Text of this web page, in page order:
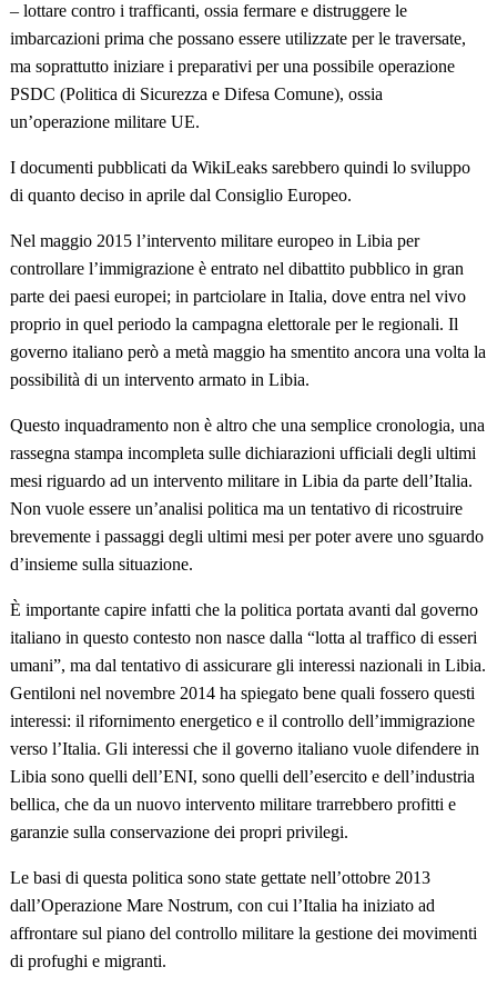
– lottare contro i trafficanti, ossia fermare e distruggere le
imbarcazioni prima che possano essere utilizzate per le traversate,
ma soprattutto iniziare i preparativi per una possibile operazione
PSDC (Politica di Sicurezza e Difesa Comune), ossia
un’operazione militare UE.
I documenti pubblicati da WikiLeaks sarebbero quindi lo sviluppo
di quanto deciso in aprile dal Consiglio Europeo.
Nel maggio 2015 l’intervento militare europeo in Libia per
controllare l’immigrazione è entrato nel dibattito pubblico in gran
parte dei paesi europei; in partciolare in Italia, dove entra nel vivo
proprio in quel periodo la campagna elettorale per le regionali. Il
governo italiano però a metà maggio ha smentito ancora una volta la
possibilità di un intervento armato in Libia.
Questo inquadramento non è altro che una semplice cronologia, una
rassegna stampa incompleta sulle dichiarazioni ufficiali degli ultimi
mesi riguardo ad un intervento militare in Libia da parte dell’Italia.
Non vuole essere un’analisi politica ma un tentativo di ricostruire
brevemente i passaggi degli ultimi mesi per poter avere uno sguardo
d’insieme sulla situazione.
È importante capire infatti che la politica portata avanti dal governo
italiano in questo contesto non nasce dalla “lotta al traffico di esseri
umani”, ma dal tentativo di assicurare gli interessi nazionali in Libia.
Gentiloni nel novembre 2014 ha spiegato bene quali fossero questi
interessi: il rifornimento energetico e il controllo dell’immigrazione
verso l’Italia. Gli interessi che il governo italiano vuole difendere in
Libia sono quelli dell’ENI, sono quelli dell’esercito e dell’industria
bellica, che da un nuovo intervento militare trarrebbero profitti e
garanzie sulla conservazione dei propri privilegi.
Le basi di questa politica sono state gettate nell’ottobre 2013
dall’Operazione Mare Nostrum, con cui l’Italia ha iniziato ad
affrontare sul piano del controllo militare la gestione dei movimenti
di profughi e migranti.